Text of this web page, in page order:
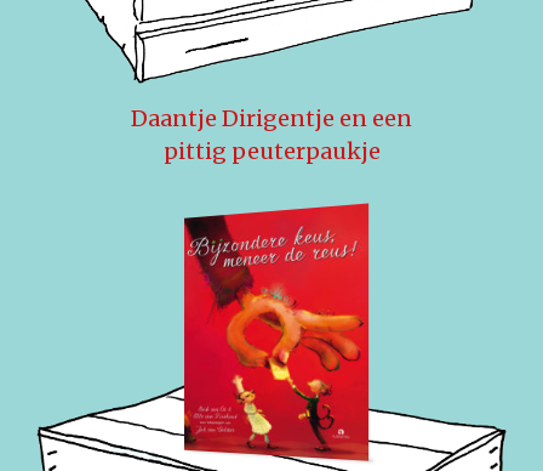
Daantje Dirigentje en een
pittig peuterpaukje